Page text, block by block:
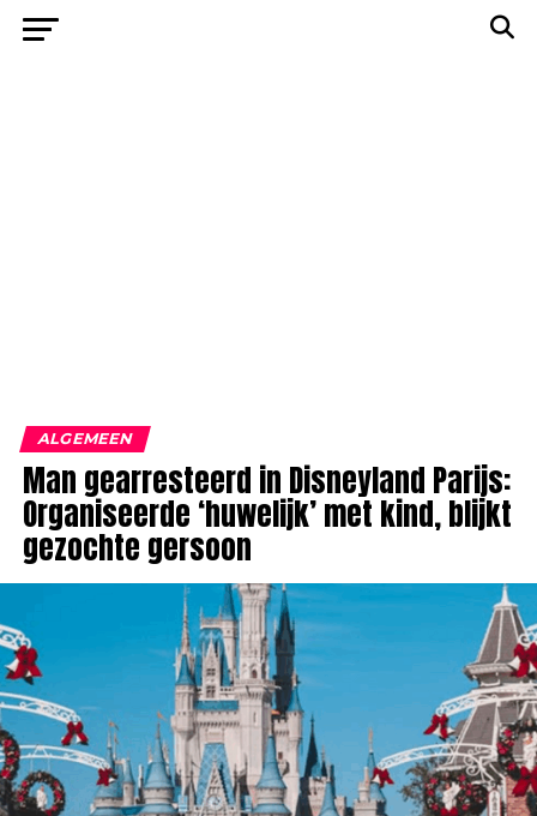
ALGEMEEN
Man gearresteerd in Disneyland Parijs:
Organiseerde ‘huwelijk’ met kind, blijkt
gezochte gersoon